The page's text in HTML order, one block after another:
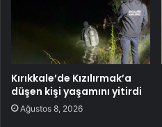
Kırıkkale’de Kızılırmak’a
düşen kişi yaşamını yitirdi
Ağustos 8, 2026